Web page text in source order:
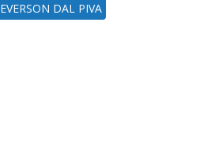
EVERSON DAL PIVA